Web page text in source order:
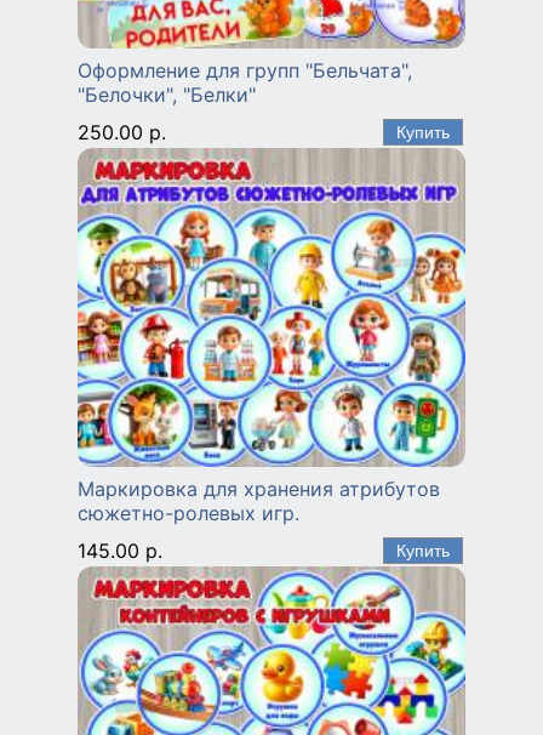
Оформление для групп "Бельчата",
"Белочки", "Белки"
250.00 р.
Маркировка для хранения атрибутов
сюжетно-ролевых игр.
145.00 р.